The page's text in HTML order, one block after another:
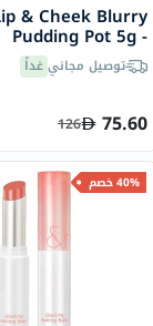
& Cheek Blurry
Pudding Pot 5g -
Cherry/PK03
توصيل مجانيغداً
75.60
126
40% خصم